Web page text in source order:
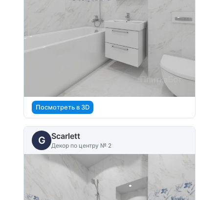
Посмотреть в 3D
G Scarlett
Декор по центру № 2